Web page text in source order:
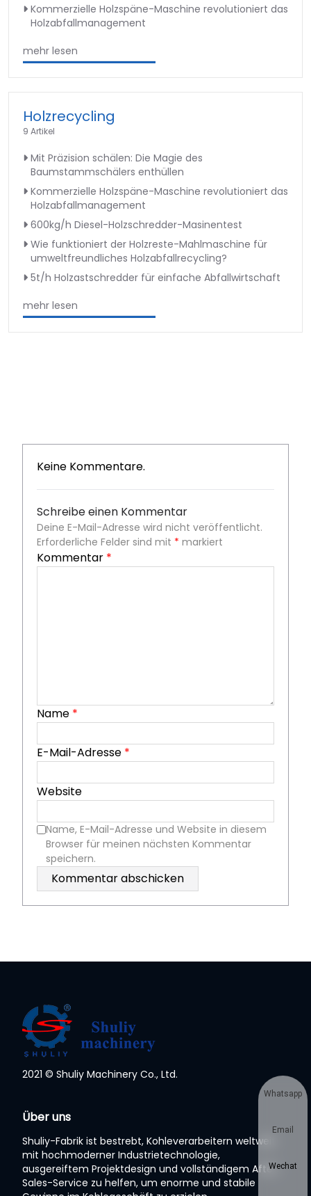
Kommerzielle Holzspäne-Maschine revolutioniert das
Holzabfallmanagement
mehr lesen
Holzrecycling
9 Artikel
Mit Präzision schälen: Die Magie des
Baumstammschälers enthüllen
Kommerzielle Holzspäne-Maschine revolutioniert das
Holzabfallmanagement
600kg/h Diesel-Holzschredder-Masinentest
Wie funktioniert der Holzreste-Mahlmaschine für
umweltfreundliches Holzabfallrecycling?
5t/h Holzastschredder für einfache Abfallwirtschaft
mehr lesen
Keine Kommentare.
Schreibe einen Kommentar
Deine E-Mail-Adresse wird nicht veröffentlicht.
Erforderliche Felder sind mit * markiert
Kommentar *
Name *
E-Mail-Adresse *
Website
Name, E-Mail-Adresse und Website in diesem
Browser für meinen nächsten Kommentar
speichern.
2021 © Shuliy Machinery Co., Ltd.
Über uns
Shuliy-Fabrik ist bestrebt, Kohleverarbeitern weltweit
mit hochmoderner Industrietechnologie,
ausgereiftem Projektdesign und vollständigem After-
Sales-Service zu helfen, um enorme und stabile
Whatsapp
Email
Wechat